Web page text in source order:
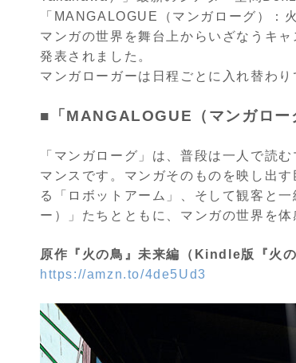
「MANGALOGUE（マンガローグ）：
マンガの世界を舞台上からいざなうキ
発表されました。
マンガローガーは日程ごとに入れ替わ
■「MANGALOGUE（マンガロー
「マンガローグ」は、普段は一人で読
マンスです。マンガそのものを映し出
る「ロボットアーム」、そして観客と
ー）」たちとともに、マンガの世界を体
原作『火の鳥』未来編（Kindle版『火
https://amzn.to/4de5Ud3